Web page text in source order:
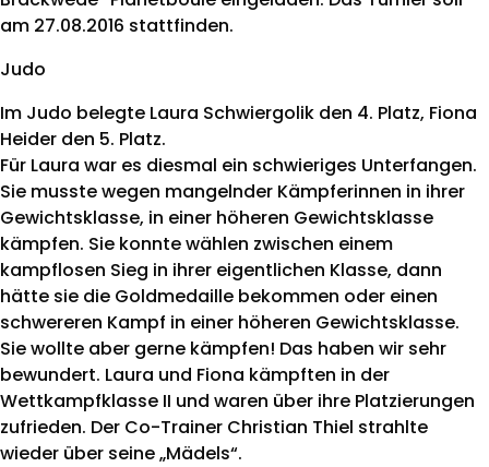
am 27.08.2016 stattfinden.
Judo
Im Judo belegte Laura Schwiergolik den 4. Platz, Fiona
Heider den 5. Platz.
Für Laura war es diesmal ein schwieriges Unterfangen.
Sie musste wegen mangelnder Kämpferinnen in ihrer
Gewichtsklasse, in einer höheren Gewichtsklasse
kämpfen. Sie konnte wählen zwischen einem
kampflosen Sieg in ihrer eigentlichen Klasse, dann
hätte sie die Goldmedaille bekommen oder einen
schwereren Kampf in einer höheren Gewichtsklasse.
Sie wollte aber gerne kämpfen! Das haben wir sehr
bewundert. Laura und Fiona kämpften in der
Wettkampfklasse II und waren über ihre Platzierungen
zufrieden. Der Co-Trainer Christian Thiel strahlte
wieder über seine „Mädels“.